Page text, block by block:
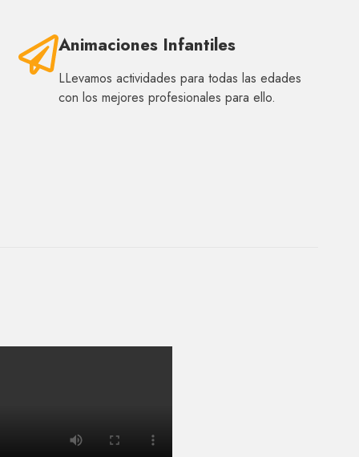
Animaciones Infantiles
LLevamos actividades para todas las edades
con los mejores profesionales para ello.